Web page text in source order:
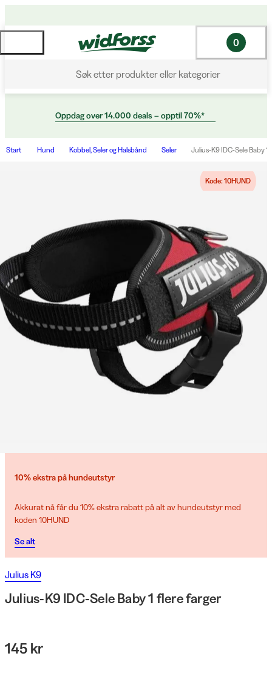
Søk etter produkter eller kategorier
0
Oppdag over 14.000 deals – opptil 70%*
Start Hund Kobbel, Seler og Halsbånd Seler Julius-K9 IDC-Sele Baby 1
Kode: 10HUND
10% ekstra på hundeutstyr
Akkurat nå får du 10% ekstra rabatt på alt av hundeutstyr med
koden 10HUND
Se alt
Julius K9
Julius-K9 IDC-Sele Baby 1 flere farger
145 kr